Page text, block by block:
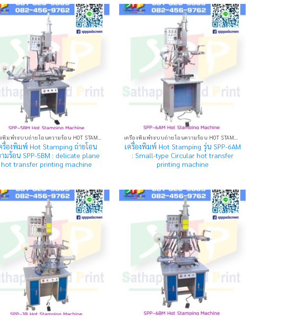
เครื่องพิมพ์ระบบถ่ายโอนความร้อน HOT STAMPING MACHINE
รื่องพิมพ์ Hot Stamping ถ่ายโอน
มร้อน SPP-5BM : delicate plane
hot transfer printing machine
เครื่องพิมพ์ระบบถ่ายโอนความร้อน HOT STAMPING MACHINE
เครื่องพิมพ์ Hot Stamping รุ่น SPP-6AM
: Small-type Circular hot transfer
printing machine